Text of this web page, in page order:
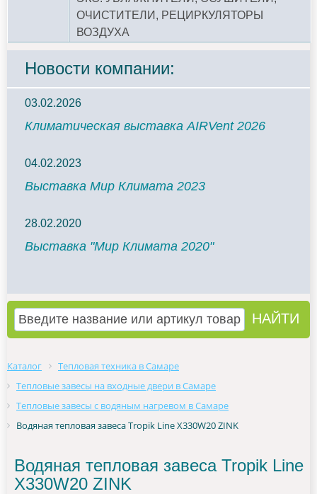
ОЧИСТИТЕЛИ, РЕЦИРКУЛЯТОРЫ
ВОЗДУХА
Новости компании:
03.02.2026
Климатическая выставка AIRVent 2026
04.02.2023
Выставка Мир Климата 2023
28.02.2020
Выставка "Мир Климата 2020"
Каталог
Тепловая техника в Самаре
Тепловые завесы на входные двери в Самаре
Тепловые завесы с водяным нагревом в Самаре
Водяная тепловая завеса Tropik Line X330W20 ZINK
Водяная тепловая завеса Tropik Line
X330W20 ZINK